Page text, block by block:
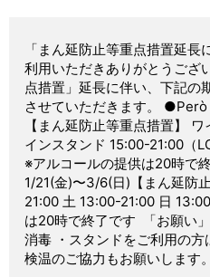
「まん延防止等重点措置延
利用いただきありがとうござ
点措置」延長に伴い、下記の
させていただきます。
【まん延防止等重点措置】
インスタンド 15:00-21:00（
※アルコールの提供は20時で
1/21(金)〜3/6(日)【まん延防
21:00 土 13:00-21:00 日
は20時で終了です ⁡ 「お願い
消毒 ・スタンドをご利用の
検温のご協力もお願いします。